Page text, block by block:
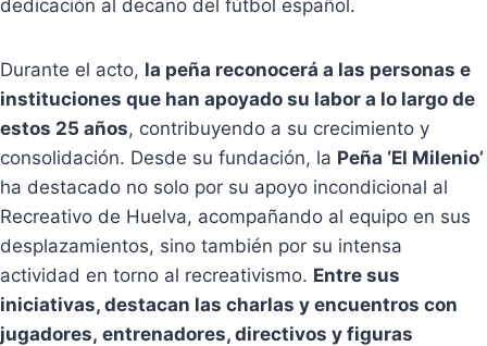
dedicación al decano del fútbol español.
Durante el acto, la peña reconocerá a las personas e
instituciones que han apoyado su labor a lo largo de
estos 25 años, contribuyendo a su crecimiento y
consolidación. Desde su fundación, la Peña ‘El Milenio’
ha destacado no solo por su apoyo incondicional al
Recreativo de Huelva, acompañando al equipo en sus
desplazamientos, sino también por su intensa
actividad en torno al recreativismo. Entre sus
iniciativas, destacan las charlas y encuentros con
jugadores, entrenadores, directivos y figuras